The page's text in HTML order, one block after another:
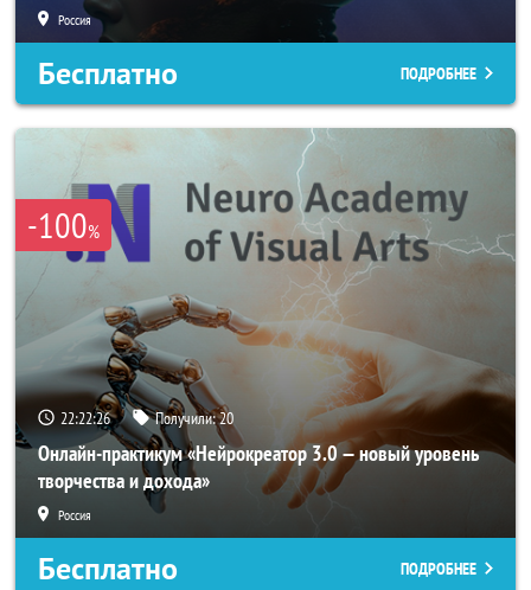
Россия
Бесплатно ПОДРОБНЕЕ
-100%
22:22:23 Получили:20
Онлайн-практикум «Нейрокреатор 3.0 — новый уровень
творчества и дохода»
Россия
Бесплатно ПОДРОБНЕЕ